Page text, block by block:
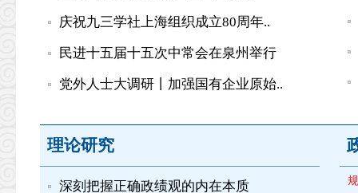
庆祝九三学社上海组织成立80周年..
民进十五届十五次中常会在泉州举行
党外人士大调研丨加强国有企业原始..
理论研究
深刻把握正确政绩观的内在本质